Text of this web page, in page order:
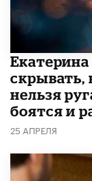
скрывать,
нельзя
боятся и
25 АПРЕЛЯ